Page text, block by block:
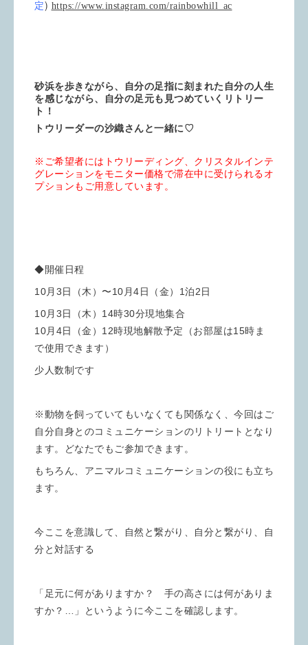
定) https://www.instagram.com/rainbowhill_ac
砂浜を歩きながら、自分の足指に刻まれた自分の人生
を感じながら、自分の足元も見つめていくリトリー
ト！
トウリーダーの沙織さんと一緒に♡
※ご希望者にはトウリーディング、クリスタルインテ
グレーションをモニター価格で滞在中に受けられるオ
プションもご用意しています。
◆開催日程
10月3日（木）〜10月4日（金）1泊2日
10月3日（木）14時30分現地集合
10月4日（金）12時現地解散予定（お部屋は15時ま
で使用できます）
少人数制です
※動物を飼っていてもいなくても関係なく、今回はご
自分自身とのコミュニケーションのリトリートとなり
ます。どなたでもご参加できます。
もちろん、アニマルコミュニケーションの役にも立ち
ます。
今ここを意識して、自然と繋がり、自分と繋がり、自
分と対話する
「足元に何がありますか？ 手の高さには何がありま
すか？…」というように今ここを確認します。